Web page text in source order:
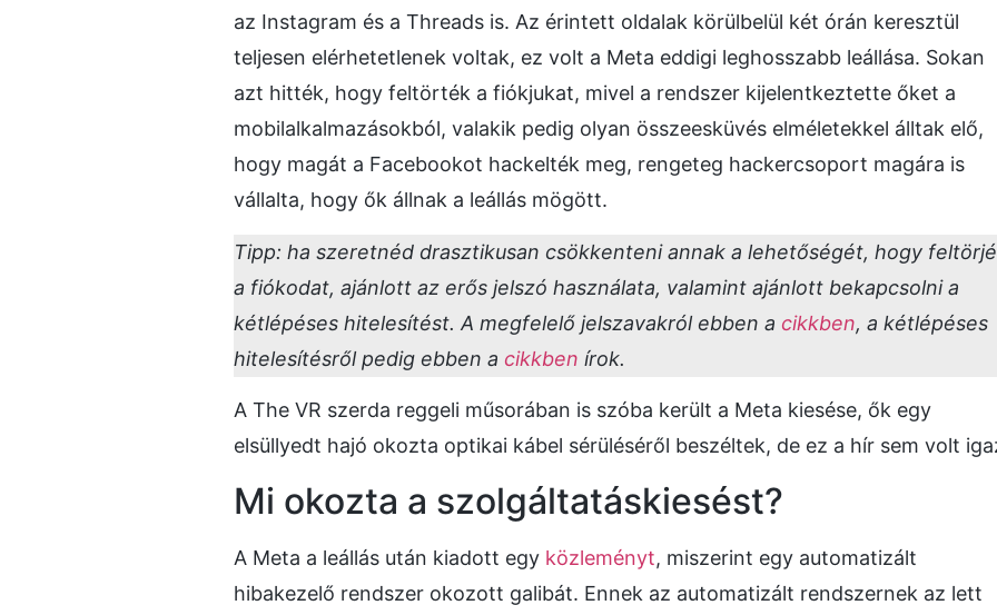
az Instagram és a Threads is. Az érintett oldalak körülbelül két órán keresztül
teljesen elérhetetlenek voltak, ez volt a Meta eddigi leghosszabb leállása. Sokan
azt hitték, hogy feltörték a fiókjukat, mivel a rendszer kijelentkeztette őket a
mobilalkalmazásokból, valakik pedig olyan összeesküvés elméletekkel álltak elő,
hogy magát a Facebookot hackelték meg, rengeteg hackercsoport magára is
vállalta, hogy ők állnak a leállás mögött.
Tipp: ha szeretnéd drasztikusan csökkenteni annak a lehetőségét, hogy
a fiókodat, ajánlott az erős jelszó használata, valamint ajánlott bekapcsolni a
kétlépéses hitelesítést. A megfelelő jelszavakról ebben a cikkben, a kétlépéses
hitelesítésről pedig ebben a cikkben írok.
A The VR szerda reggeli műsorában is szóba került a Meta kiesése, ők egy
elsüllyedt hajó okozta optikai kábel sérüléséről beszéltek, de ez a hír sem volt
Mi okozta a szolgáltatáskiesést?
A Meta a leállás után kiadott egy közleményt, miszerint egy automatizált
hibakezelő rendszer okozott galibát. Ennek az automatizált rendszernek az lett